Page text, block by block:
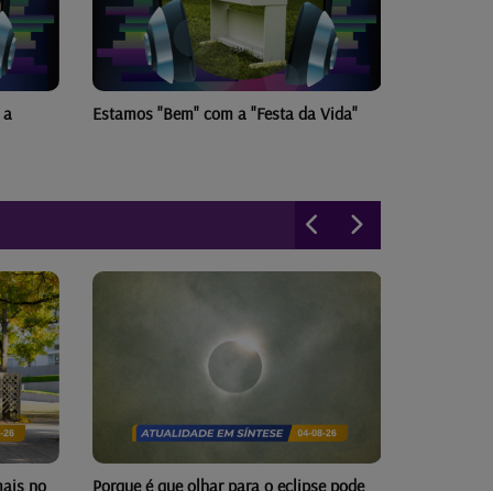
Estamos "Bem" com a "Festa da Vida"
no
Porque é que olhar para o eclipse pode